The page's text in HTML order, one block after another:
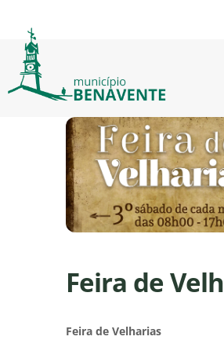
Feira de
Feira de Velharias